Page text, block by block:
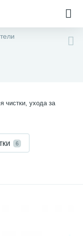
чистки, ухода за
6